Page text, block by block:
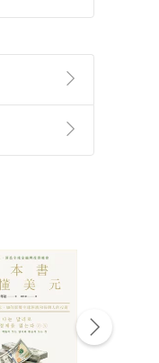
提供之數位
單/ 退
訂單